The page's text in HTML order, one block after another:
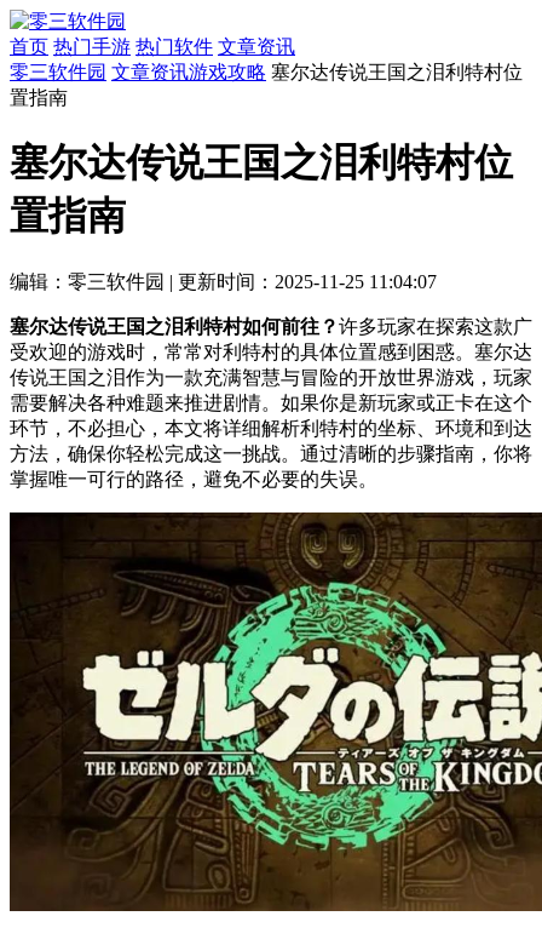
首页 热门手游 热门软件 文章资讯
零三软件园 文章资讯游戏攻略 塞尔达传说王国之泪利特村位
置指南
塞尔达传说王国之泪利特村位
置指南
编辑：零三软件园 | 更新时间：2025-11-25 11:04:07
塞尔达传说王国之泪利特村如何前往？许多玩家在探索这款广
受欢迎的游戏时，常常对利特村的具体位置感到困惑。塞尔达
传说王国之泪作为一款充满智慧与冒险的开放世界游戏，玩家
需要解决各种难题来推进剧情。如果你是新玩家或正卡在这个
环节，不必担心，本文将详细解析利特村的坐标、环境和到达
方法，确保你轻松完成这一挑战。通过清晰的步骤指南，你将
掌握唯一可行的路径，避免不必要的失误。